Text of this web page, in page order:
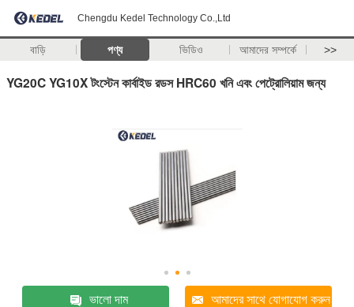
Chengdu Kedel Technology Co.,Ltd
বাড়ি পণ্য ভিডিও আমাদের সম্পর্কে >>
YG20C YG10X টংস্টেন কার্বাইড রডস HRC60 খনি এবং পেট্রোলিয়াম জন্য
ভালো দাম আমাদের সাথে যোগাযোগ করুন